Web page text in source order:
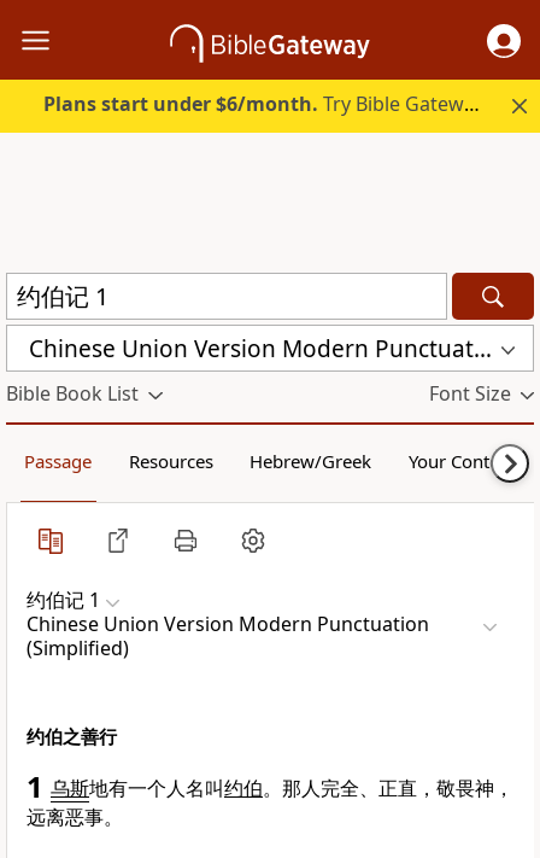
Plans start under $6/month. Try Bible Gateway Plus.
Chinese Union Version Modern Punctuation (Simplified) (CUVMPS)
Bible Book List Font Size
Passage Resources Hebrew/Greek Your Content
约伯记 1
Chinese Union Version Modern Punctuation
(Simplified)
约伯之善行
1 乌斯地有一个人名叫约伯。那人完全、正直，敬畏神，
远离恶事。